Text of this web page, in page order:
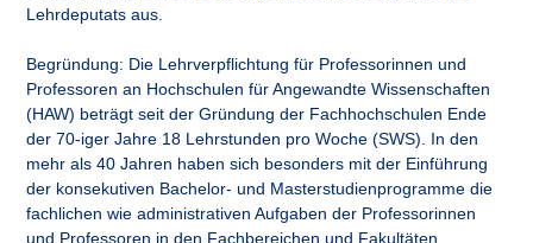
Lehrdeputats aus.
Begründung: Die Lehrverpflichtung für Professorinnen und
Professoren an Hochschulen für Angewandte Wissenschaften
(HAW) beträgt seit der Gründung der Fachhochschulen Ende
der 70-iger Jahre 18 Lehrstunden pro Woche (SWS). In den
mehr als 40 Jahren haben sich besonders mit der Einführung
der konsekutiven Bachelor- und Masterstudienprogramme die
fachlichen wie administrativen Aufgaben der Professorinnen
und Professoren in den Fachbereichen und Fakultäten